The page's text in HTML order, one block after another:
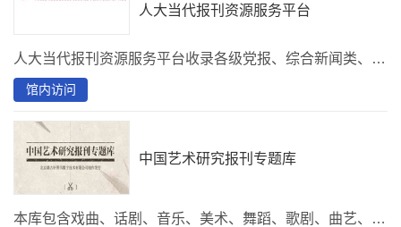
人大当代报刊资源服务平台
人大当代报刊资源服务平台收录各级党报、综合新闻类、行业专业类报纸780余种，支持原版浏览、头版汇聚、多种检索查询等。
馆内访问
中国艺术研究报刊专题库
本库包含戏曲、话剧、音乐、美术、舞蹈、歌剧、曲艺、电影等各艺术门类的创作研究、文艺理论、文艺政策、史论研究等内容。